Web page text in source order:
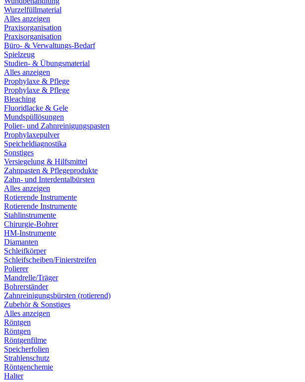
Wurzelfüllmaterial
Alles anzeigen
Praxisorganisation
Praxisorganisation
Büro- & Verwaltungs-Bedarf
Spielzeug
Studien- & Übungsmaterial
Alles anzeigen
Prophylaxe & Pflege
Prophylaxe & Pflege
Bleaching
Fluoridlacke & Gele
Mundspüllösungen
Polier- und Zahnreinigungspasten
Prophylaxepulver
Speicheldiagnostika
Sonstiges
Versiegelung & Hilfsmittel
Zahnpasten & Pflegeprodukte
Zahn- und Interdentalbürsten
Alles anzeigen
Rotierende Instrumente
Rotierende Instrumente
Stahlinstrumente
Chirurgie-Bohrer
HM-Instrumente
Diamanten
Schleifkörper
Schleifscheiben/Finierstreifen
Polierer
Mandrelle/Träger
Bohrerständer
Zahnreinigungsbürsten (rotierend)
Zubehör & Sonstiges
Alles anzeigen
Röntgen
Röntgen
Röntgenfilme
Speicherfolien
Strahlenschutz
Röntgenchemie
Halter